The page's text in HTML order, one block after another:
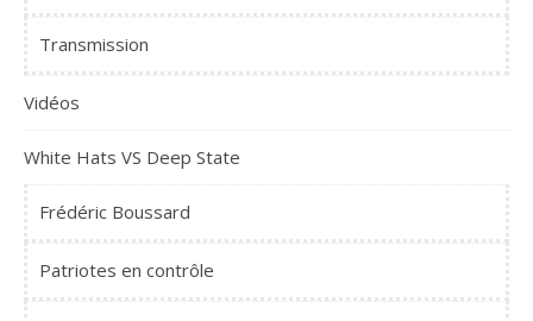
Transmission
Vidéos
White Hats VS Deep State
Frédéric Boussard
Patriotes en contrôle